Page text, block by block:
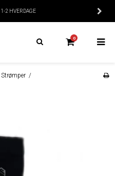
1-2 HVERDAGE
0
Strømper /